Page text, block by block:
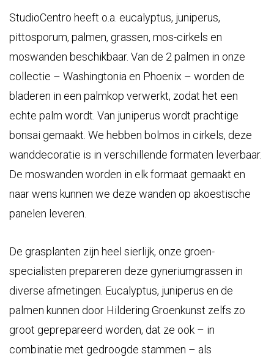
StudioCentro heeft o.a. eucalyptus, juniperus,
pittosporum, palmen, grassen, mos-cirkels en
moswanden beschikbaar. Van de 2 palmen in onze
collectie – Washingtonia en Phoenix – worden de
bladeren in een palmkop verwerkt, zodat het een
echte palm wordt. Van juniperus wordt prachtige
bonsai gemaakt. We hebben bolmos in cirkels, deze
wanddecoratie is in verschillende formaten leverbaar.
De moswanden worden in elk formaat gemaakt en
naar wens kunnen we deze wanden op akoestische
panelen leveren.
De grasplanten zijn heel sierlijk, onze groen-
specialisten prepareren deze gyneriumgrassen in
diverse afmetingen. Eucalyptus, juniperus en de
palmen kunnen door Hildering Groenkunst zelfs zo
groot geprepareerd worden, dat ze ook – in
combinatie met gedroogde stammen – als